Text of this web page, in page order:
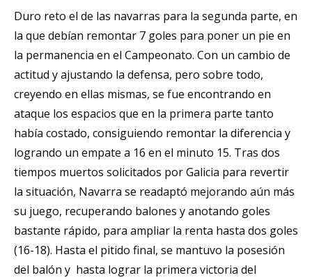
Duro reto el de las navarras para la segunda parte, en
la que debían remontar 7 goles para poner un pie en
la permanencia en el Campeonato. Con un cambio de
actitud y ajustando la defensa, pero sobre todo,
creyendo en ellas mismas, se fue encontrando en
ataque los espacios que en la primera parte tanto
había costado, consiguiendo remontar la diferencia y
logrando un empate a 16 en el minuto 15. Tras dos
tiempos muertos solicitados por Galicia para revertir
la situación, Navarra se readaptó mejorando aún más
su juego, recuperando balones y anotando goles
bastante rápido, para ampliar la renta hasta dos goles
(16-18). Hasta el pitido final, se mantuvo la posesión
del balón y hasta lograr la primera victoria del